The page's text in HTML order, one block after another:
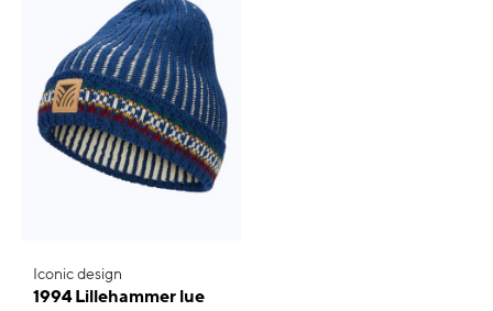
Iconic design
1994 Lillehammer lue